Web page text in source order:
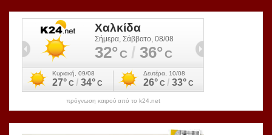
πρόγνωση καιρού από το k24.net